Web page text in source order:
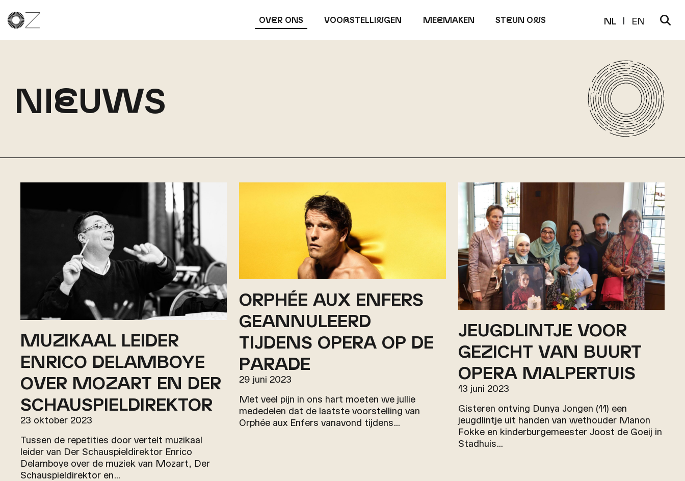
OVER ONS VOORSTELLINGEN MEEMAKEN STEUN ONS NL EN
NIEUWS
MUZIKAAL LEIDER
ENRICO DELAMBOYE
OVER MOZART EN DER
SCHAUSPIELDIREKTOR
23 oktober 2023
Tussen de repetities door vertelt muzikaal
leider van Der Schauspieldirektor Enrico
Delamboye over de muziek van Mozart, Der
Schauspieldirektor en…
ORPHÉE AUX ENFERS
GEANNULEERD
TIJDENS OPERA OP DE
PARADE
29 juni 2023
Met veel pijn in ons hart moeten we jullie
mededelen dat de laatste voorstelling van
Orphée aux Enfers vanavond tijdens…
JEUGDLINTJE VOOR
GEZICHT VAN BUURT
OPERA MALPERTUIS
13 juni 2023
Gisteren ontving Dunya Jongen (11) een
jeugdlintje uit handen van wethouder Manon
Fokke en kinderburgemeester Joost de Goeij in
Stadhuis…